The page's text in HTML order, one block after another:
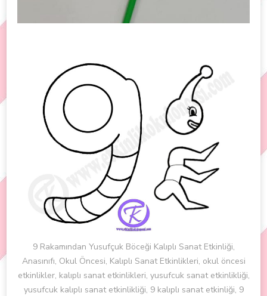
9 Rakamından Yusufçuk Böceği Kalıplı Sanat Etkinliği,
Anasınıfı, Okul Öncesi, Kalıplı Sanat Etkinlikleri, okul öncesi
etkinlikler, kalıplı sanat etkinlikleri, yusufcuk sanat etkinlikliği,
yusufcuk kalıplı sanat etkinlikliği, 9 kalıplı sanat etkinliği, 9